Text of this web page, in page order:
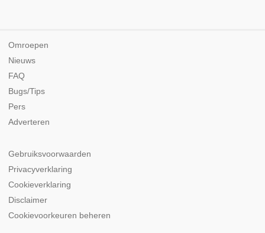
Omroepen
Nieuws
FAQ
Bugs/Tips
Pers
Adverteren
Gebruiksvoorwaarden
Privacyverklaring
Cookieverklaring
Disclaimer
Cookievoorkeuren beheren